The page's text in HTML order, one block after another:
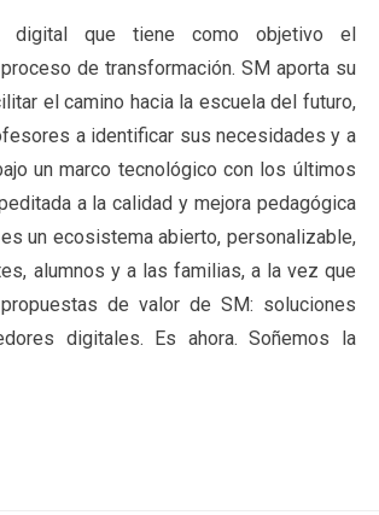
digital que tiene como objetivo el
de transformación. SM aporta su
el camino hacia la escuela del futuro,
a identificar sus necesidades y a
un marco tecnológico con los últimos
a la calidad y mejora pedagógica
un ecosistema abierto, personalizable,
alumnos y a las familias, a la vez que
de valor de SM: soluciones
digitales. Es ahora. Soñemos la